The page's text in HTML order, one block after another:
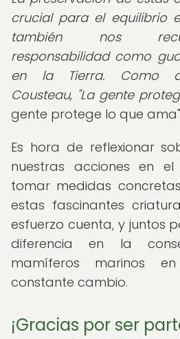
crucial para el equilibrio
también nos
responsabilidad como
en la Tierra. Como
Cousteau, "La gente
gente protege lo que ama"
Es hora de reflexionar
nuestras acciones en
tomar medidas
estas fascinantes
esfuerzo cuenta, y juntos
diferencia en la
mamíferos marinos
constante cambio.
¡Gracias por ser